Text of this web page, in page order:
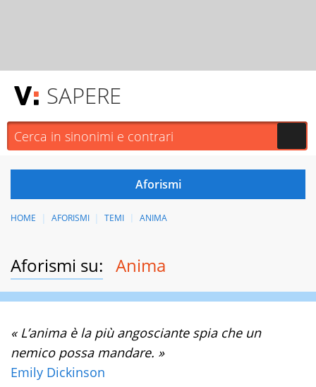
SAPERE
HOME AFORISMI TEMI ANIMA
Aforismi su: Anima
« L’anima è la più angosciante spia che un
nemico possa mandare. »
Emily Dickinson